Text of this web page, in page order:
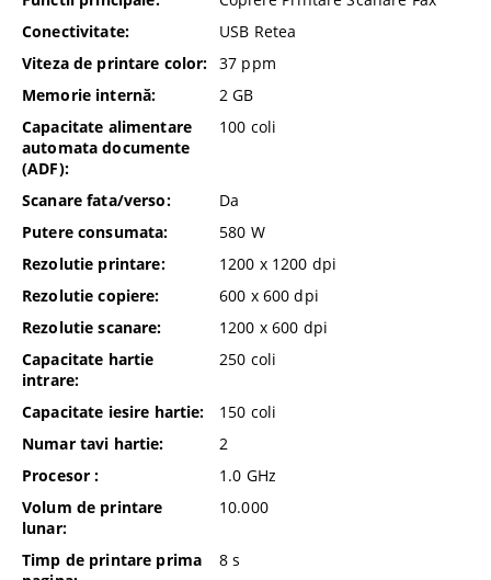
Conectivitate:
USB Retea
Viteza de printare color: 37 ppm
Memorie internă:
2 GB
Capacitate alimentare
automata documente
(ADF):
100 coli
Scanare fata/verso:
Da
Putere consumata:
580 W
Rezolutie printare:
1200 x 1200 dpi
Rezolutie copiere:
600 x 600dpi
Rezolutie scanare:
1200 x 600 dpi
Capacitate hartie
intrare:
250 coli
Capacitate iesire hartie: 150 coli
Numar tavi hartie:
2
Procesor :
1.0 GHz
Volum de printare
lunar:
10.000
Timp de printare prima
8s